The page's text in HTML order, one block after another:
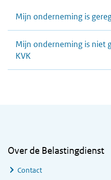
Mijn onderneming is
Mijn onderneming is niet
KVK
Over de Belastingdienst
Contact